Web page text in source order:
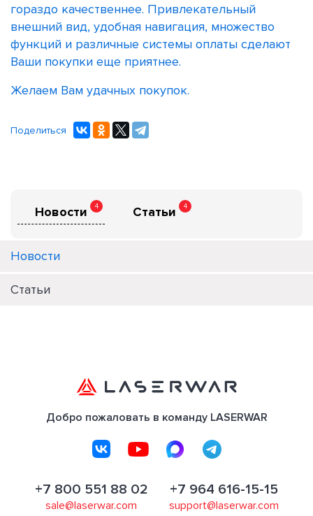
гораздо качественнее. Привлекательный
внешний вид, удобная навигация, множество
функций и различные системы оплаты сделают
Ваши покупки еще приятнее.
Желаем Вам удачных покупок.
Поделиться
Новости 4 Статьи 4
Новости
Статьи
Добро пожаловать в команду LASERWAR
+7 800 551 88 02
sale@laserwar.com
+7 964 616-15-15
support@laserwar.com